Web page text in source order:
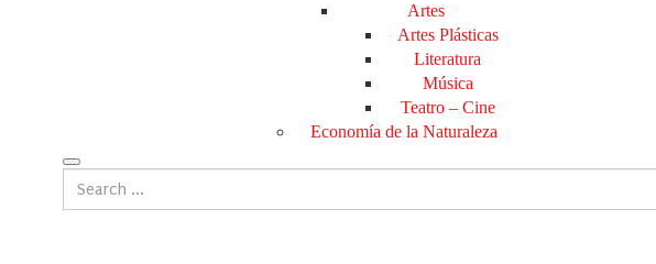
Artes
Artes Plásticas
Literatura
Música
Teatro – Cine
Economía de la Naturaleza